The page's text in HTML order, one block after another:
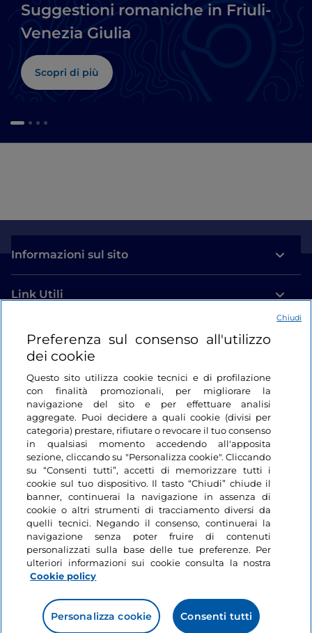
Suggestioni romaniche in Friuli-
Venezia Giulia
Scopri di più
Informazioni sul sito
Link Utili
Login
Restiamo in contatto
Preferenza sul consenso all'utilizzo
dei cookie
Questo sito utilizza cookie tecnici e di profilazione
con finalità promozionali, per migliorare la
navigazione del sito e per effettuare analisi
aggregate. Puoi decidere a quali cookie (divisi per
categoria) prestare, rifiutare o revocare il tuo consenso
in qualsiasi momento accedendo all'apposita
sezione, cliccando su "Personalizza cookie". Cliccando
su “Consenti tutti”, accetti di memorizzare tutti i
cookie sul tuo dispositivo. Il tasto “Chiudi” chiude il
banner, continuerai la navigazione in assenza di
cookie o altri strumenti di tracciamento diversi da
quelli tecnici. Negando il consenso, continuerai la
navigazione senza poter fruire di contenuti
personalizzati sulla base delle tue preferenze. Per
ulteriori informazioni sui cookie consulta la nostra
Cookie policy
Personalizza cookie Consenti tutti
Chiudi